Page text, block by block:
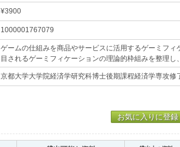
¥3900
1000001767079
ゲームの仕組みを商品やサービスに活用するゲーミフ
目されるゲーミフィケーションの理論的枠組みを整理し
京都大学大学院経済学研究科博士後期課程経済学専攻修
お気に入りに登録